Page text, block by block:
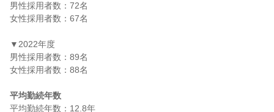
男性採用者数：72名
女性採用者数：67名
▼2022年度
男性採用者数：89名
女性採用者数：88名
平均勤続年数